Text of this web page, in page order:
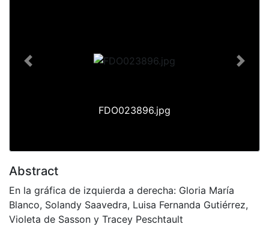
FDO023896.jpg
Previous Next
Abstract
En la gráfica de izquierda a derecha: Gloria María
Blanco, Solandy Saavedra, Luisa Fernanda Gutiérrez,
Violeta de Sasson y Tracey Peschtault